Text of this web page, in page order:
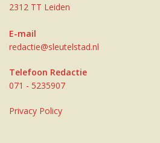
2312 TT Leiden
E-mail
redactie@sleutelstad.nl
Telefoon Redactie
071 - 5235907
Privacy Policy